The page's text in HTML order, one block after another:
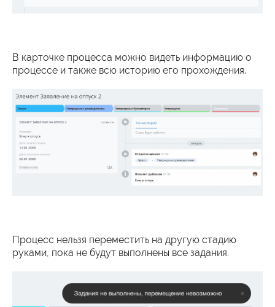
В карточке процесса можно видеть информацию о
процессе и также всю историю его прохождения.
Процесс нельзя переместить на другую стадию
руками, пока не будут выполнены все задания.